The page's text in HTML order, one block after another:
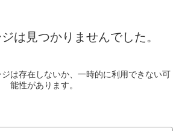
は見つかりませんでした。
は存在しないか、一時的に利用できない可
能性があります。